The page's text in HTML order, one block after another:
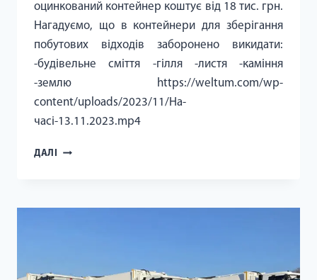
оцинкований контейнер коштує від 18 тис. грн.
Нагадуємо, що в контейнери для зберігання
побутових відходів заборонено викидати:
-будівельне сміття -гілля -листя -каміння
-землю https://weltum.com/wp-
content/uploads/2023/11/На-
часі-13.11.2023.mp4
ДАЛІ
ПРОДОВЖУЄТЬСЯ
ДЛЯ